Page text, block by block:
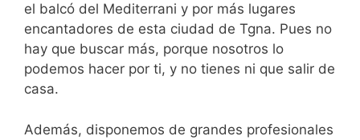
el balcó del Mediterrani y por más lugares
encantadores de esta ciudad de Tgna. Pues no
hay que buscar más, porque nosotros lo
podemos hacer por ti, y no tienes ni que salir de
casa.
Además, disponemos de grandes profesionales